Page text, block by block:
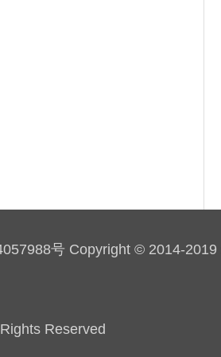
号 Copyright © 2014-
Reserved